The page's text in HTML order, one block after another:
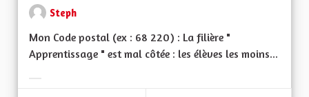
Steph
Mon Code postal (ex : 68 220) : La filière "
Apprentissage " est mal côtée : les élèves les moins...